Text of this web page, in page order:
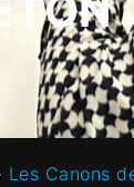
Les Canons